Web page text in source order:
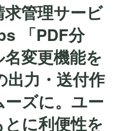
管理サービ
「PDF分
変更機能を
出力・送付作
ズに。ユー
に利便性を